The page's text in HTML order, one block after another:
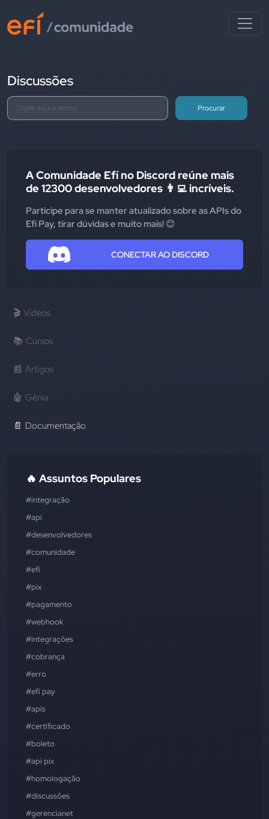
Discussões
Procurar
A Comunidade Efí no Discord reúne mais
de 12300 desenvolvedores 👨‍💻 incríveis.
Participe para se manter atualizado sobre as APIs do
Efí Pay, tirar dúvidas e muito mais! 😊
CONECTAR AO DISCORD
🎬 Vídeos
📚 Cursos
📰 Artigos
🤖 Gênia
📄 Documentação
🔥 Assuntos Populares
#integração
#api
#desenvolvedores
#comunidade
#efí
#pix
#pagamento
#webhook
#integrações
#cobrança
#erro
#efí pay
#apis
#certificado
#boleto
#api pix
#homologação
#discussões
#gerencianet